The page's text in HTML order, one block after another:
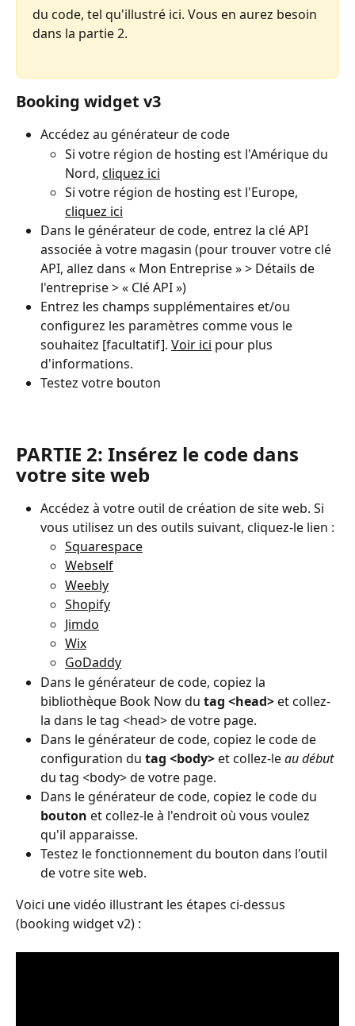
du code, tel qu'illustré ici. Vous en aurez besoin
dans la partie 2.
Booking widget v3
Accédez au générateur de code
Si votre région de hosting est l'Amérique du
Nord, cliquez ici
Si votre région de hosting est l'Europe,
cliquez ici
Dans le générateur de code, entrez la clé API
associée à votre magasin (pour trouver votre clé
API, allez dans « Mon Entreprise » > Détails de
l'entreprise > « Clé API »)
Entrez les champs supplémentaires et/ou
configurez les paramètres comme vous le
souhaitez [facultatif]. Voir ici pour plus
d'informations.
Testez votre bouton
PARTIE 2: Insérez le code dans
votre site web
Accédez à votre outil de création de site web. Si
vous utilisez un des outils suivant, cliquez-le lien :
Squarespace
Webself
Weebly
Shopify
Jimdo
Wix
GoDaddy
Dans le générateur de code, copiez la
bibliothèque Book Now du tag <head> et collez-
la dans le tag <head> de votre page.
Dans le générateur de code, copiez le code de
configuration du tag <body> et collez-le au début
du tag <body> de votre page.
Dans le générateur de code, copiez le code du
bouton et collez-le à l'endroit où vous voulez
qu'il apparaisse.
Testez le fonctionnement du bouton dans l'outil
de votre site web.
Voici une vidéo illustrant les étapes ci-dessus
(booking widget v2) :